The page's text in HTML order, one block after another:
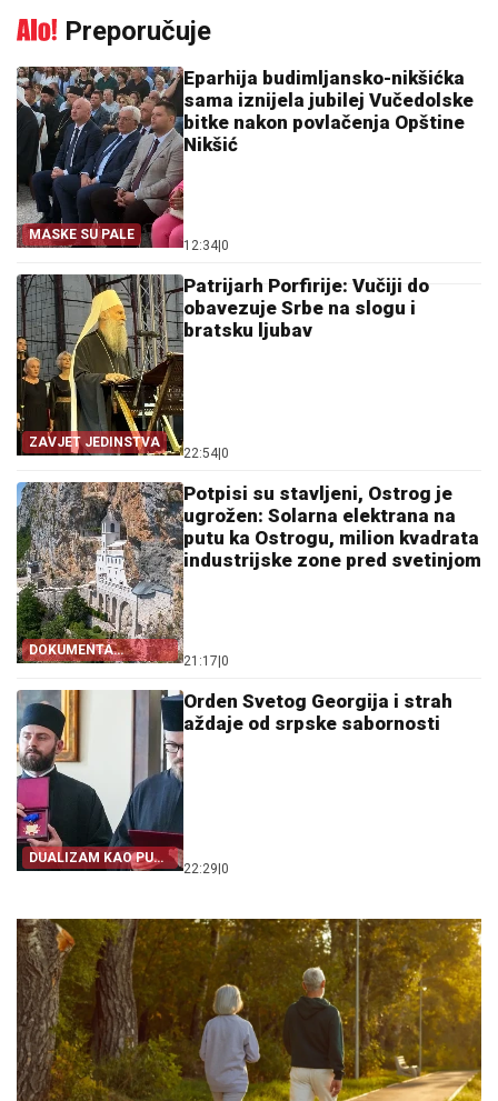
Preporučuje
MASKE SU PALE
Eparhija budimljansko-nikšićka
sama iznijela jubilej Vučedolske
bitke nakon povlačenja Opštine
Nikšić
12:34|0
ZAVJET JEDINSTVA
Patrijarh Porfirije: Vučiji do
obavezuje Srbe na slogu i
bratsku ljubav
22:54|0
DOKUMENTA
OTKRIVAJU
Potpisi su stavljeni, Ostrog je
ugrožen: Solarna elektrana na
putu ka Ostrogu, milion kvadrata
industrijske zone pred svetinjom
21:17|0
DUALIZAM KAO PUT
IZ SRPSTVA
Orden Svetog Georgija i strah
aždaje od srpske sabornosti
22:29|0